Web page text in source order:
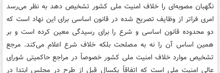
نگهبان مصوبه‌ای را خلاف امنیت ملی کشور تشخیص دهد به نظر می‌رسد
امری فراتر از وظایف تصریح شده در قانون اساسی برای این نهاد است که
دو محدوده قانون اساسی و شرع را برای رسیدگی معین کرده است و بر
همین اساس آن را نه به مصلحت بلکه خلاف شرع اعلام می‌کند. مرجع
تشخیص موارد خلاف امنیت ملی کشور خصوصاً در مراجع حاکمیتی شورای
عالی امنیت ملی است که اتفاقاً یکسال قبل از طرح در مجلس ابتدا در